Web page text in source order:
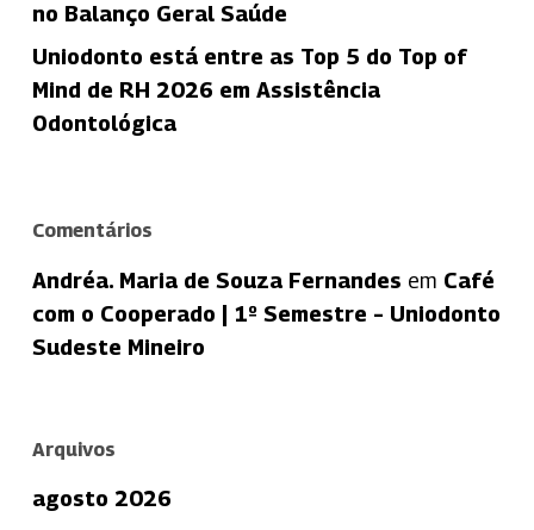
no Balanço Geral Saúde
Uniodonto está entre as Top 5 do Top of
Mind de RH 2026 em Assistência
Odontológica
Comentários
Andréa. Maria de Souza Fernandes em Café
com o Cooperado | 1º Semestre – Uniodonto
Sudeste Mineiro
Arquivos
agosto 2026